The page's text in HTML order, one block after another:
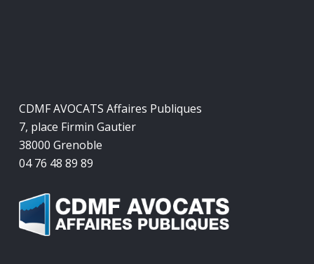
CDMF AVOCATS Affaires Publiques
7, place Firmin Gautier
38000 Grenoble
04 76 48 89 89